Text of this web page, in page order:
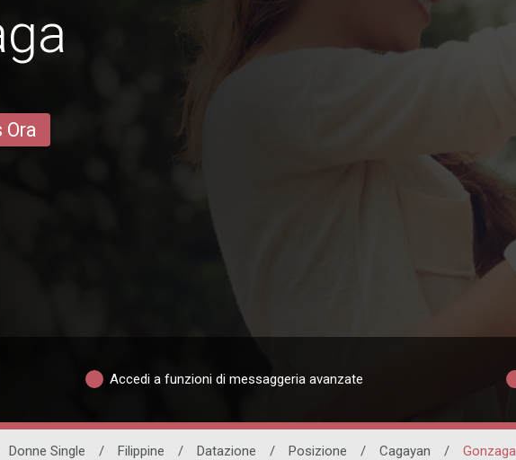
Ora
Accedi a funzioni di messaggeria avanzate
Donne Single / Filippine / Datazione / Posizione / Cagayan / Gonzaga